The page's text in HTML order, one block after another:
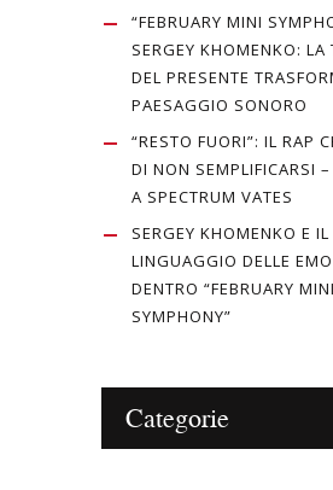
“FEBRUARY MINI
SERGEY KHOMENKO: LA
DEL PRESENTE
PAESAGGIO SONORO
“RESTO FUORI”: IL RAP
DI NON SEMPLIFICARSI
A SPECTRUM VATES
SERGEY KHOMENKO E IL
LINGUAGGIO DELLE
DENTRO “FEBRUARY MINI
SYMPHONY”
Categorie